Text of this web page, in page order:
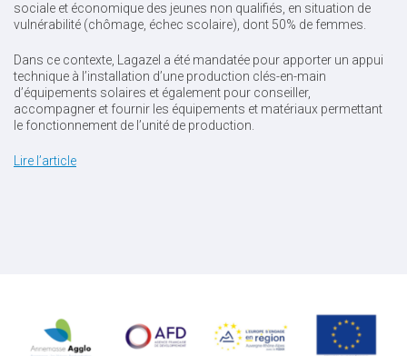
sociale et économique des jeunes non qualifiés, en situation de
vulnérabilité (chômage, échec scolaire), dont 50% de femmes.
Dans ce contexte, Lagazel a été mandatée pour apporter un appui
technique à l’installation d’une production clés-en-main
d’équipements solaires et également pour conseiller,
accompagner et fournir les équipements et matériaux permettant
le fonctionnement de l’unité de production.
Lire l’article